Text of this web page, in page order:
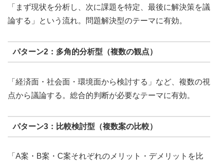
「まず現状を分析し、次に課題を特定、最後に解決策を議
論する」という流れ。問題解決型のテーマに有効。
パターン2：多角的分析型（複数の観点）
「経済面・社会面・環境面から検討する」など、複数の視
点から議論する。総合的判断が必要なテーマに有効。
パターン3：比較検討型（複数案の比較）
「A案・B案・C案それぞれのメリット・デメリットを比